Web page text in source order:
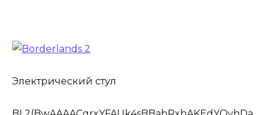
Электрический стул